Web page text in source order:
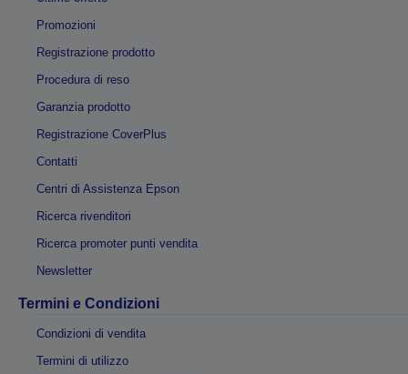
Promozioni
Registrazione prodotto
Procedura di reso
Garanzia prodotto
Registrazione CoverPlus
Contatti
Centri di Assistenza Epson
Ricerca rivenditori
Ricerca promoter punti vendita
Newsletter
Termini e Condizioni
Condizioni di vendita
Termini di utilizzo